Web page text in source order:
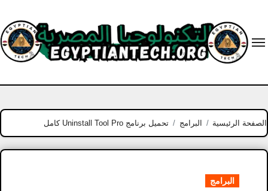
content
الصفحة الرئيسية البرامج تحميل برنامج Uninstall Tool Pro كامل
البرامج